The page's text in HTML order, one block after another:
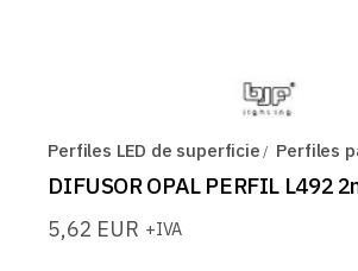
Perfiles LED de superficie Perfiles
DIFUSOR OPAL PERFIL L492
5,62 EUR +IVA